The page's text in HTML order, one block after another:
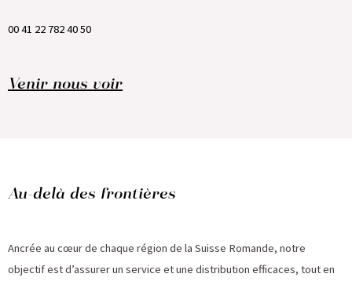
00 41 22 782 40 50
Venir nous voir
Au-delà des frontières
Ancrée au cœur de chaque région de la Suisse Romande, notre
objectif est d’assurer un service et une distribution efficaces, tout en